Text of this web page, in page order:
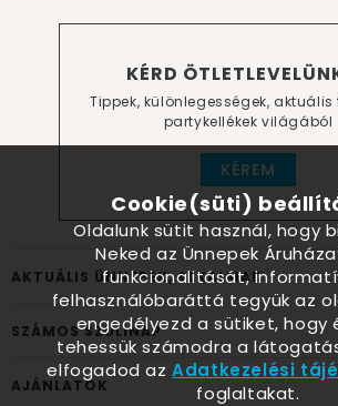
KÉRD
Tippek, különlegességek, aktuális
partykellékek világából
KÉREM
AKTUÁLIS ÜNNEPEK, ALKALMAK
SZÁMOS SZÜLINAP
AJÁNLATOK
Cookie(süti)
Oldalunk sütit használ, hogy
Neked az Ünnepek
funkcionalitását,
felhasználóbaráttá tegyük az
engedélyezd a sütiket, hogy
tehessük számodra a
elfogadod azAdatkezelési
foglaltakat.